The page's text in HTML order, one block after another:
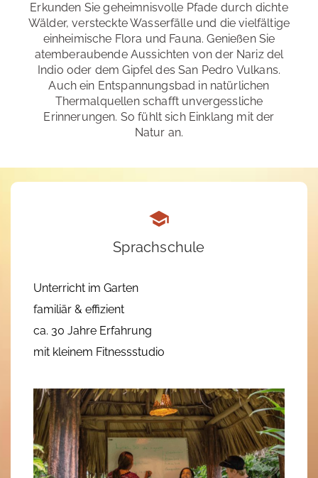
Erkunden Sie geheimnisvolle Pfade durch dichte
Wälder, versteckte Wasserfälle und die vielfältige
einheimische Flora und Fauna. Genießen Sie
atemberaubende Aussichten von der Nariz del
Indio oder dem Gipfel des San Pedro Vulkans.
Auch ein Entspannungsbad in natürlichen
Thermalquellen schafft unvergessliche
Erinnerungen. So fühlt sich Einklang mit der
Natur an.
Sprachschule
Unterricht im Garten
familiär & effizient
ca. 30 Jahre Erfahrung
mit kleinem Fitnessstudio